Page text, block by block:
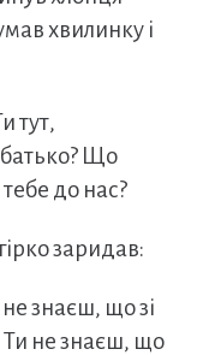
хвилинку і
тут,
батько? Що
до нас?
заридав:
знаєш, що зі
Ти не знаєш, що